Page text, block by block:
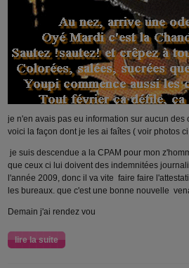
je n'en avais pas eu information sur aucun des
voici la façon dont je les ai faîtes ( voir photos
je suis descendue a la CPAM pour mon
que ceux ci lui doivent des indemnitées
l'année 2009, donc il va vite faire faire
les bureaux. que c'est une bonne nouvelle
Demain j'ai rendez vou
lire la suite